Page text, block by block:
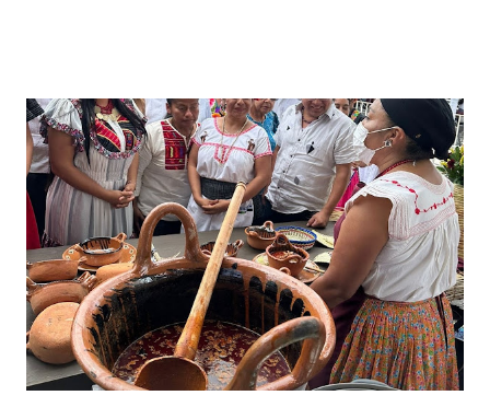
trabajará con los 56, por lo que tras una mesa de diálogo se
acordó que se laborará con los 56. Explicó que poseen una
compactadora y actualmente empaquetan 14 toneladas de
basura a la semana, sin embargo, con la implementación en
una segunda compactadora, podrán planchar 30 toneladas
de basura que será llevada Tepeaca, en Puebla, a las
instalaciones de Cemex. “Es una situación internada de ellos
y no quiero dar una dec...